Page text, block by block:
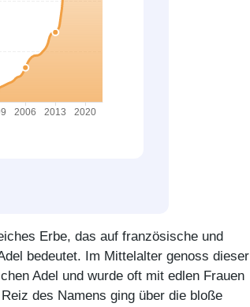
Erbe, das auf französische und
bedeutet. Im Mittelalter genoss dieser
Adel und wurde oft mit edlen Frauen
des Namens ging über die bloße